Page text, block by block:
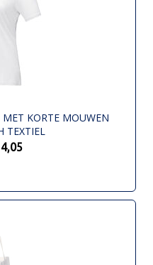
KORTE MOUWEN
TEXTIEL